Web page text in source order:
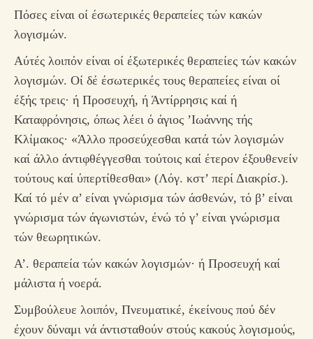
Πόσες είναι οί έσωτερικές θεραπείες τών κακών
λογισμών.
Αύτές λοιπόν είναι οί έξωτερικές θεραπείες τών κακών
λογισμών. Οί δέ έσωτερικές τους θεραπείες είναι οί
έξής τρεις· ή Προσευχή, ή Άντίρρησις καί ή
Καταφρόνησις, όπως λέει ό άγιος ’Ιωάννης τής
Κλίμακος· «Άλλο προσεύχεσθαι κατά τών λογισμών
καί άλλο άντιφθέγγεσθαι τούτοις καί έτερον έξουθενείν
τούτους καί ύπερτίθεσθαι» (Λόγ. κστ’ περί Διακρίσ.).
Καί τό μέν α’ είναι γνώρισμα τών άσθενών, τό β’ είναι
γνώρισμα τών άγωνιστών, ένώ τό γ’ είναι γνώρισμα
τών θεωρητικών.
Α’. θεραπεία τών κακών λογισμών· ή Προσευχή καί
μάλιστα ή νοερά.
Συμβούλευε λοιπόν, Πνευματικέ, έκείνους πού δέν
έχουν δύναμι νά άντισταθούν στούς κακούς λογισμούς,